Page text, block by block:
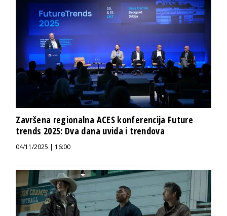
Završena regionalna ACES konferencija Future
trends 2025: Dva dana uvida i trendova
04/11/2025 | 16:00